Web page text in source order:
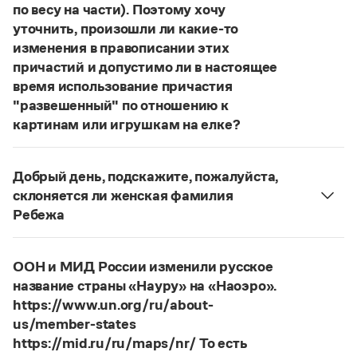
Статьи
Монологи
Интервью
Лекции и подкасты
Рекомендуем
Учебник Грамоты
Правила русского языка: от азов до тонкостей
Интерактивные упражнения: от простого к сложному
Скороговорки
Издательство
Словари
Научпоп
Учебники и справочники
Все книги
по весу на части). Поэтому хочу
уточнить, произошли ли какие-то
изменения в правописании этих
причастий и допустимо ли в настоящее
время использование причастия
"развешенный" по отношению к
картинам или игрушкам на елке?
Нашответ2014 года по-прежнему актуален.
то игнорируют рекомендации нормативных
словарей русского языка, в которых указан глагол
развесить
развешенный) со значением «повесить в разных
местах (несколько, много предметов)». Ср.:
Я знаю, что на стенах своей квартиры вы
развесили разные географические карты
(И. С. Тургенев. Бретер). И эти карты, безусловно,
развешены.
Добрый день, подскажите, пожалуйста,
склоняется ли женская фамилия
Ребежа
ФамилияРебежасклоняется (и мужская,
Страница ответа
ООН и МИД России изменили русское
название страны «Науру» на «Наоэро».
https://www.un.org/ru/about-
us/member-states
https://mid.ru/ru/maps/nr/ То есть